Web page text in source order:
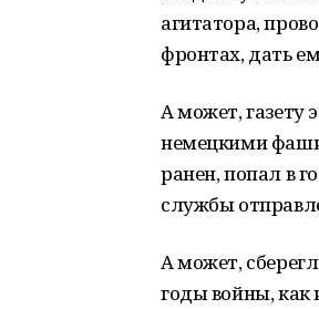
агитатора,
фронтах, дать
А может, газету
немецкими
ранен, попал в
службы
А может,
годы войны, как